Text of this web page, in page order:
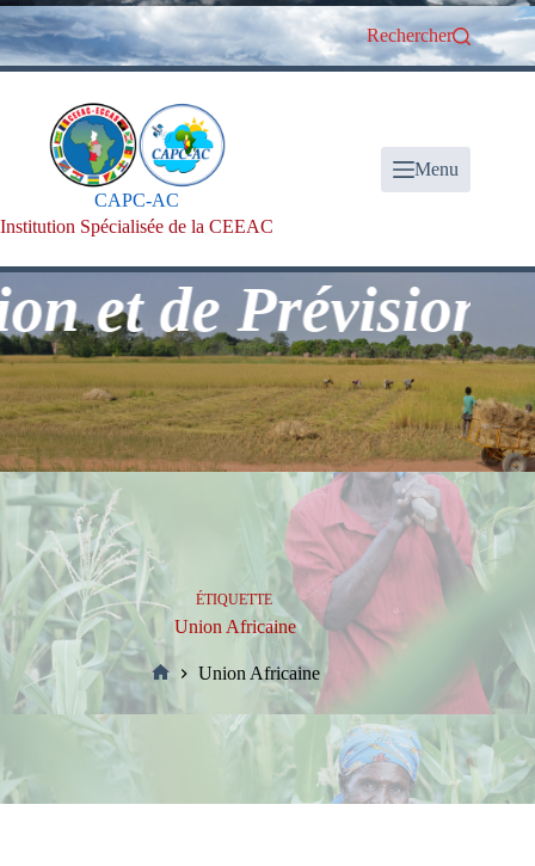
Passer
au
contenu
Rechercher
CAPC-AC
Institution Spécialisée de la CEEAC
Menu
de Prévision
ÉTIQUETTE
Union Africaine
Union Africaine